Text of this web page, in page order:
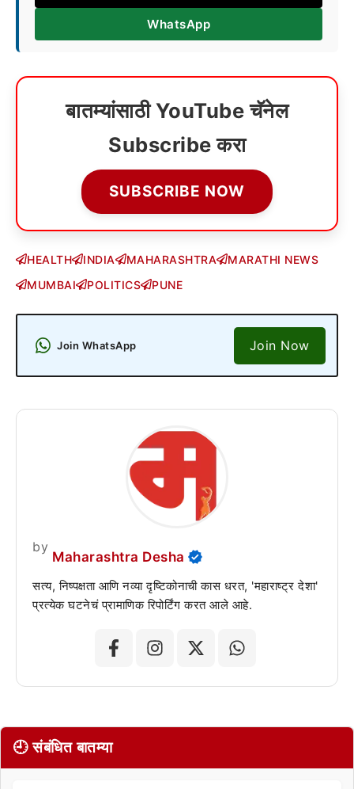
WhatsApp
बातम्यांसाठी YouTube चॅनेल
Subscribe करा
SUBSCRIBE NOW
HEALTH INDIA MAHARASHTRA
MARATHI NEWS
MUMBAI
POLITICS PUNE
Join WhatsApp Join Now
by
Maharashtra Desha
सत्य, निष्पक्षता आणि नव्या दृष्टिकोनाची कास धरत, 'महाराष्ट्र देशा'
प्रत्येक घटनेचं प्रामाणिक रिपोर्टिंग करत आले आहे.
🕘 संबंधित बातम्या